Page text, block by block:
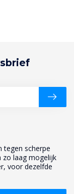
tegen scherpe
zo laag mogelijk
voor dezelfde